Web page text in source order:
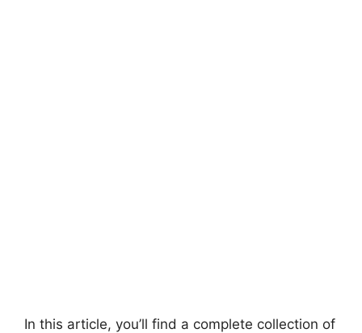
In this article, you’ll find a complete collection of